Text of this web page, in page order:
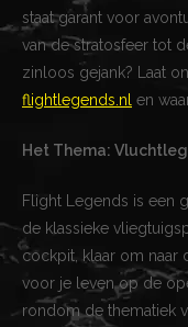
staat garant voor
van de stratosfeer tot
zinloos gejank? Laat
flightlegends.nl en
Het Thema:
Flight Legends is een
de klassieke
cockpit, klaar om naar
voor je leven op de
rondom de thematiek